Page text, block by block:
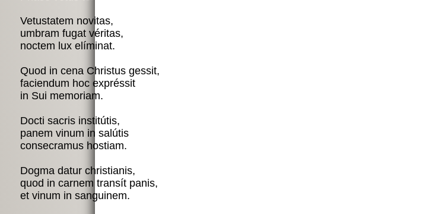
Vetustatem novitas,
umbram fugat véritas,
noctem lux elíminat.
Quod in cena Christus gessit,
faciendum hoc expréssit
in Sui memoriam.
Docti sacris institútis,
panem vinum in salútis
consecramus hostiam.
Dogma datur christianis,
quod in carnem transít panis,
et vinum in sanguinem.